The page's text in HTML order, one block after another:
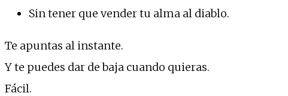
Sin tener que vender tu alma al diablo.
Te apuntas al instante.
Y te puedes dar de baja cuando quieras.
Fácil.